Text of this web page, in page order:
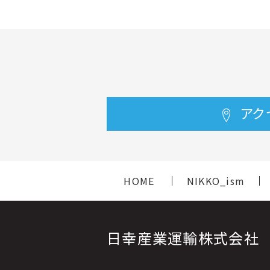
ア
HOME NIKKO_ism
日幸産業運輸株式会社